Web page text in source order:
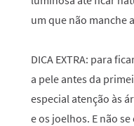
um que não manche
DICA EXTRA: para
a pele antes da
especial atenção às
e os joelhos. E não